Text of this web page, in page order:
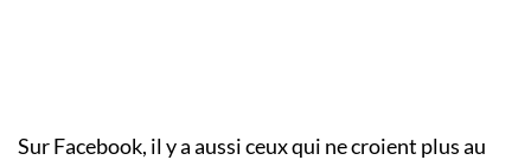
Sur Facebook, il y a aussi ceux qui ne croient plus au